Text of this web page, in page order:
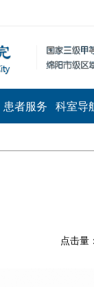
患者服务 科室导
点击量：